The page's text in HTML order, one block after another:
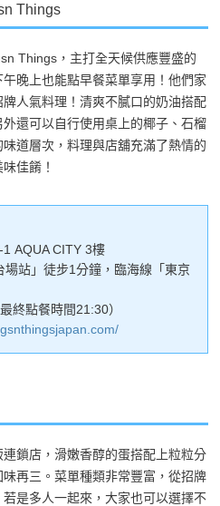
Things
Things，主打全天候供應豐盛的
晚上也能點早餐菜單享用！他們家
人氣料理！清爽不膩口的奶油搭配
外還可以自行使用桌上的椰子、石榴
道層次，料理與店舖充滿了熱情的
佳餚！
1 AQUA CITY 3樓
場站」徒步1分鐘，臨海線「東京
終點餐時間21:30）
鎖店，滑嫩香醇的蛋搭配上粒粒分
再三。菜單種類非常豐富，從招牌
是多人一起來，大家也可以選擇不